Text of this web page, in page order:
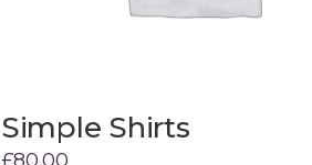
Add to cart
Simple Shirts